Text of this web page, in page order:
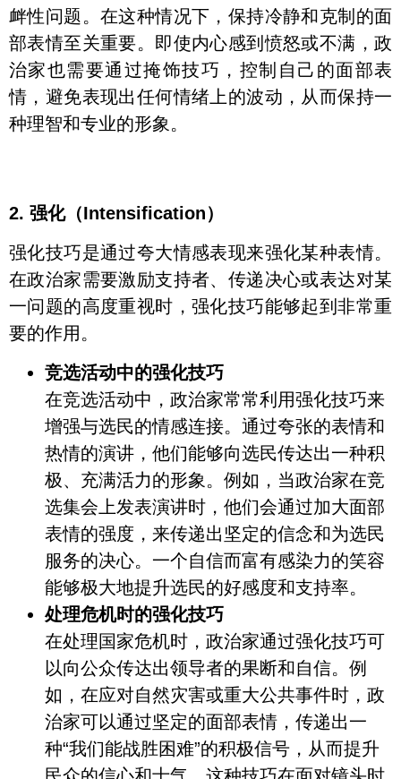
衅性问题。在这种情况下，保持冷静和克制的面
部表情至关重要。即使内心感到愤怒或不满，政
治家也需要通过掩饰技巧，控制自己的面部表
情，避免表现出任何情绪上的波动，从而保持一
种理智和专业的形象。
2. 强化（Intensification）
强化技巧是通过夸大情感表现来强化某种表情。
在政治家需要激励支持者、传递决心或表达对某
一问题的高度重视时，强化技巧能够起到非常重
要的作用。
竞选活动中的强化技巧
在竞选活动中，政治家常常利用强化技巧来
增强与选民的情感连接。通过夸张的表情和
热情的演讲，他们能够向选民传达出一种积
极、充满活力的形象。例如，当政治家在竞
选集会上发表演讲时，他们会通过加大面部
表情的强度，来传递出坚定的信念和为选民
服务的决心。一个自信而富有感染力的笑容
能够极大地提升选民的好感度和支持率。
处理危机时的强化技巧
在处理国家危机时，政治家通过强化技巧可
以向公众传达出领导者的果断和自信。例
如，在应对自然灾害或重大公共事件时，政
治家可以通过坚定的面部表情，传递出一
种“我们能战胜困难”的积极信号，从而提升